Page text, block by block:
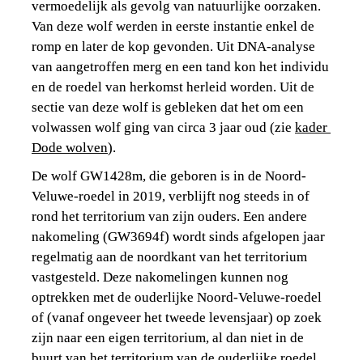
vermoedelijk als gevolg van natuurlijke oorzaken.
Van deze wolf werden in eerste instantie enkel de
romp en later de kop gevonden. Uit DNA-analyse
van aangetroffen merg en een tand kon het individu
en de roedel van herkomst herleid worden. Uit de
sectie van deze wolf is gebleken dat het om een
volwassen wolf ging van circa 3 jaar oud (zie kader
Dode wolven).
De wolf GW1428m, die geboren is in de Noord-
Veluwe-roedel in 2019, verblijft nog steeds in of
rond het territorium van zijn ouders. Een andere
nakomeling (GW3694f) wordt sinds afgelopen jaar
regelmatig aan de noordkant van het territorium
vastgesteld. Deze nakomelingen kunnen nog
optrekken met de ouderlijke Noord-Veluwe-roedel
of (vanaf ongeveer het tweede levensjaar) op zoek
zijn naar een eigen territorium, al dan niet in de